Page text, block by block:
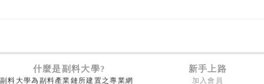
什麼是副料大學? 新手上路
副料大學為副料產業鏈所建置之專業網 加入會員